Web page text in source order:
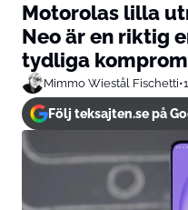
Motorolas lilla
Neo är en riktig
tydliga
Mimmo Wiestål Fischetti•
Följ teksajten.se på